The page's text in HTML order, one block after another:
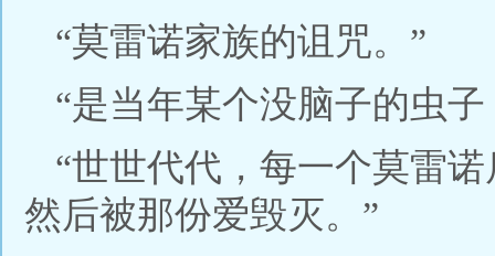
“莫雷诺家族的诅咒。”
“是当年某个没脑子的虫
“世世代代，每一个莫雷
然后被那份爱毁灭。”